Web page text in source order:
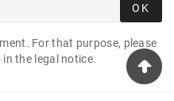
OK
For that purpose, please
the legal notice.